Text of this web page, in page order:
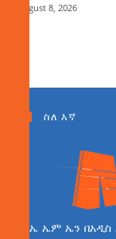
August 8, 2026
ስለ እኛ
ኤ ኤም ኤን በአዲስ